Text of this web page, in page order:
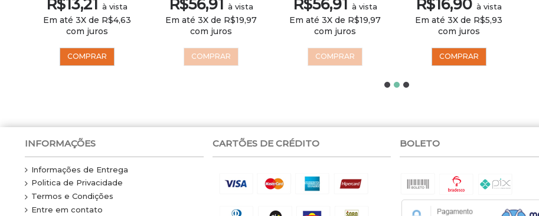
R$13,21 à vista
Em até 3X de R$4,63
com juros
COMPRAR
R$56,91 à vista
Em até 3X de R$19,97
com juros
COMPRAR
R$56,91 à vista
Em até 3X de R$19,97
com juros
COMPRAR
R$16,90 à vista
Em até 3X de R$5,93
com juros
COMPRAR
INFORMAÇÕES
Informações de Entrega
Politica de Privacidade
Termos e Condições
Entre em contato
CARTÕES DE CRÉDITO BOLETO